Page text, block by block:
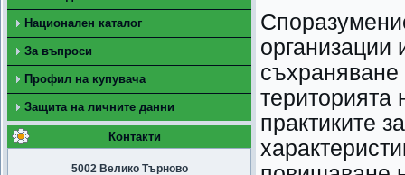
Национален каталог
За въпроси
Профил на купувача
Защита на личните данни
Контакти
5002 Велико Търново
организации
съхраняване
територията
практиките